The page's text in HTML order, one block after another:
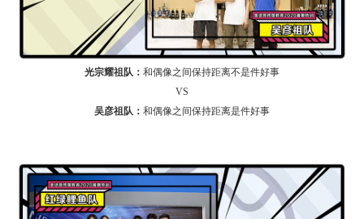
光宗耀祖队： 和偶像之间保持距离不是件好事
VS
吴彦祖队： 和偶像之间保持距离是件好事